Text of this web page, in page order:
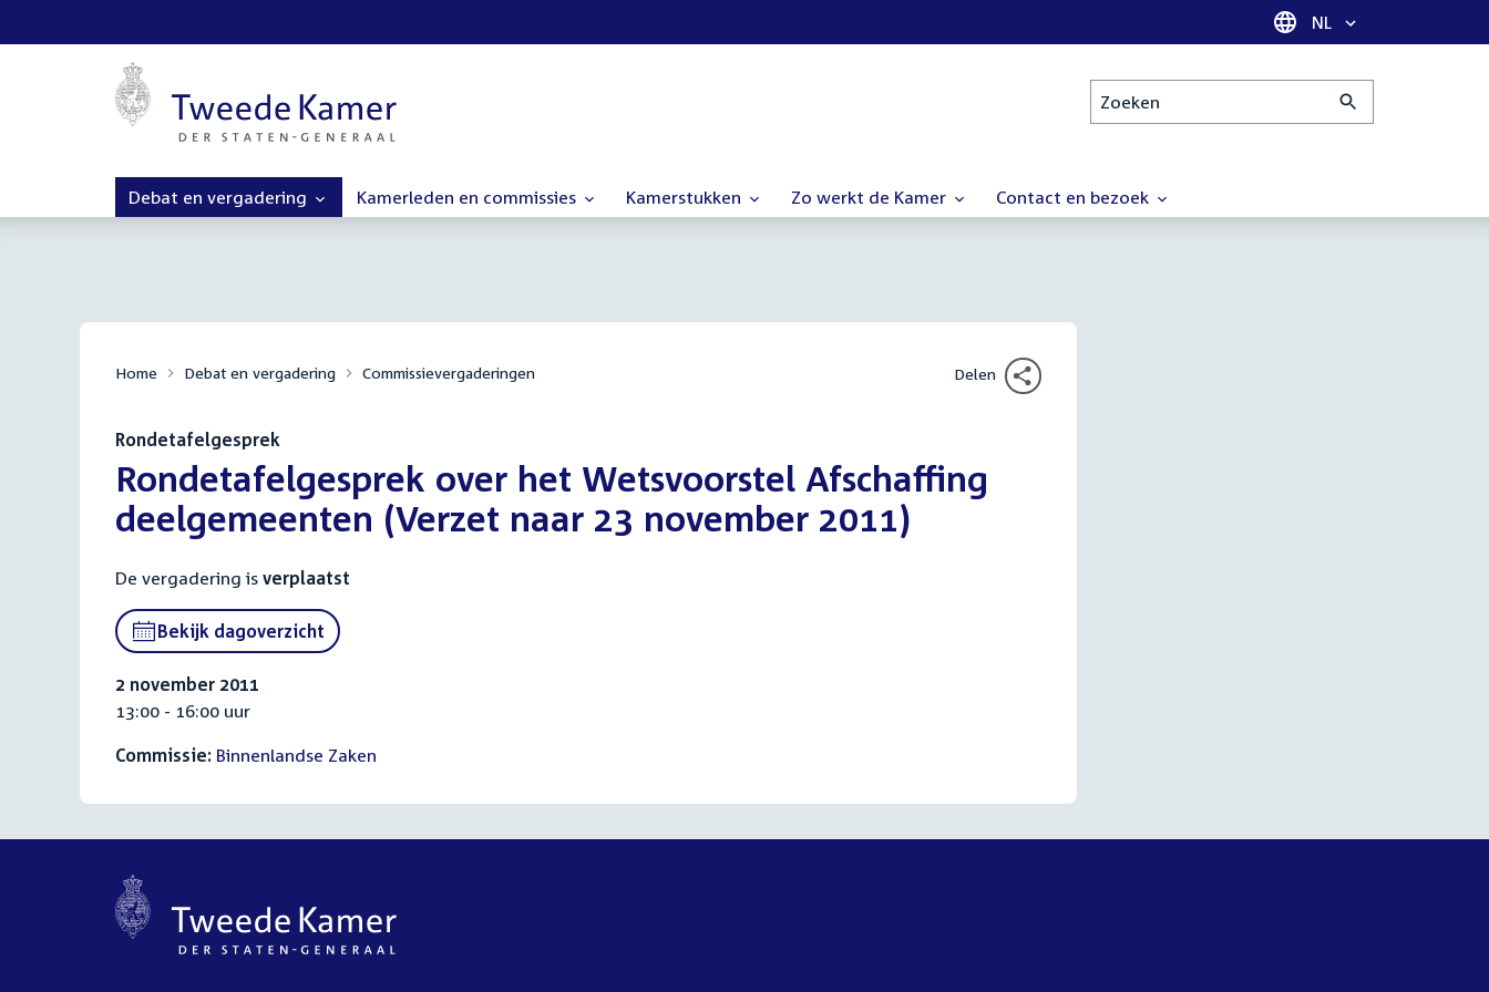
Taal selectie
NL
Zoeken
Debat en vergadering Kamerleden en commissies Kamerstukken Zo werkt de Kamer Contact en bezoek
Home Debat en vergadering Commissievergaderingen Delen
Rondetafelgesprek
:Rondetafelgesprek over het Wetsvoorstel Afschaffing
deelgemeenten (Verzet naar 23 november 2011)
De vergadering is verplaatst
Bekijk dagoverzicht
2 november 2011
13:00 - 16:00 uur
Commissie: Binnenlandse Zaken